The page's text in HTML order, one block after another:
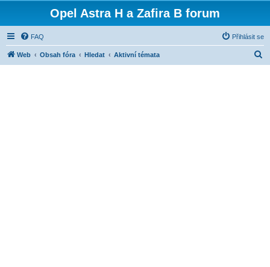
Opel Astra H a Zafira B forum
FAQ Přihlásit se
Web Obsah fóra Hledat Aktivní témata